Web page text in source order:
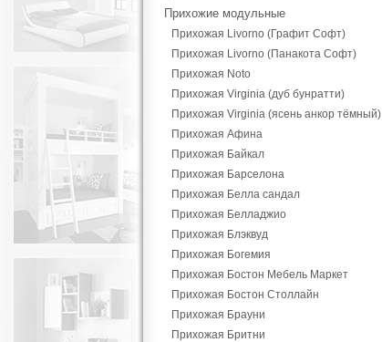
Прихожие модульные
Прихожая Livorno (Графит Софт)
Прихожая Livorno (Панакота Софт)
Прихожая Noto
Прихожая Virginia (дуб бунратти)
Прихожая Virginia (ясень анкор тёмный)
Прихожая Афина
Прихожая Байкал
Прихожая Барселона
Прихожая Белла сандал
Прихожая Белладжио
Прихожая Блэквуд
Прихожая Богемия
Прихожая Бостон Мебель Маркет
Прихожая Бостон Столлайн
Прихожая Брауни
Прихожая Бритни